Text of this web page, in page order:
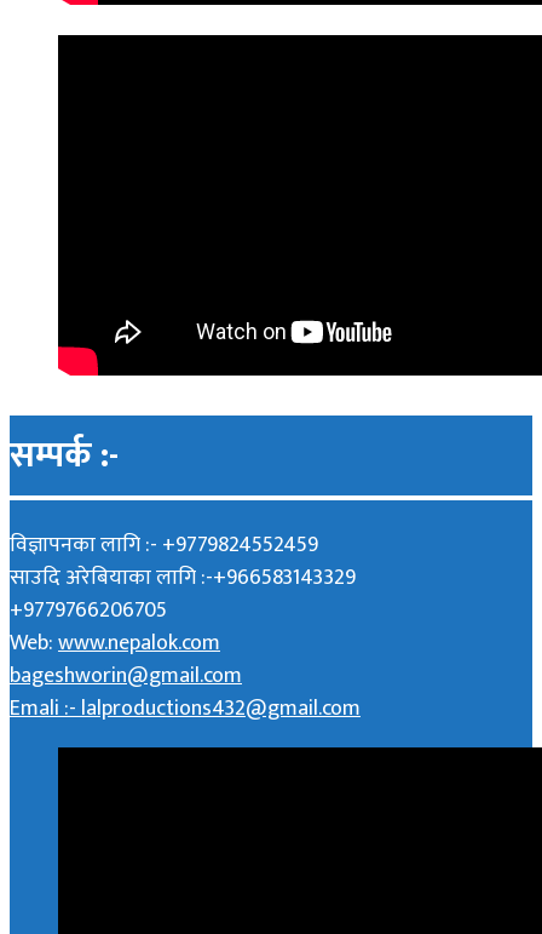
सम्पर्क :-
विज्ञापनका लागि :- +9779824552459
साउदि अरेबियाका लागि :-+966583143329
+9779766206705
Web:www.nepalok.com
bageshworin@gmail.com
Emali :- lalproductions432@gmail.com